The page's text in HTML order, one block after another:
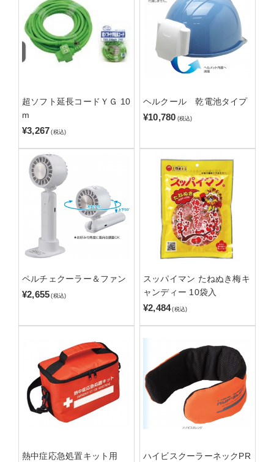
超ソフト延長コードＹＧ 10
m
¥3,267 (税込)
ヘルクール 乾電池タイプ
¥10,780 (税込)
ペルチェクーラー＆ファン
¥2,655 (税込)
スッパイマン たねぬき梅キ
ャンディー 10袋入
¥2,484 (税込)
熱中症応急処置キット用
ハイビスクーラーネックPR